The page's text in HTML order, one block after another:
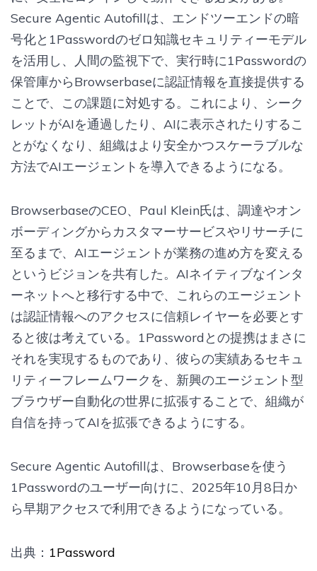
Secure Agentic Autofillは、エンドツーエンドの暗
号化と1Passwordのゼロ知識セキュリティーモデル
を活用し、人間の監視下で、実行時に1Passwordの
保管庫からBrowserbaseに認証情報を直接提供する
ことで、この課題に対処する。これにより、シーク
レットがAIを通過したり、AIに表示されたりするこ
とがなくなり、組織はより安全かつスケーラブルな
方法でAIエージェントを導入できるようになる。
BrowserbaseのCEO、Paul Klein氏は、調達やオン
ボーディングからカスタマーサービスやリサーチに
至るまで、AIエージェントが業務の進め方を変える
というビジョンを共有した。AIネイティブなインタ
ーネットへと移行する中で、これらのエージェント
は認証情報へのアクセスに信頼レイヤーを必要とす
ると彼は考えている。1Passwordとの提携はまさに
それを実現するものであり、彼らの実績あるセキュ
リティーフレームワークを、新興のエージェント型
ブラウザー自動化の世界に拡張することで、組織が
自信を持ってAIを拡張できるようにする。
Secure Agentic Autofillは、Browserbaseを使う
1Passwordのユーザー向けに、2025年10月8日か
ら早期アクセスで利用できるようになっている。
出典： 1Password